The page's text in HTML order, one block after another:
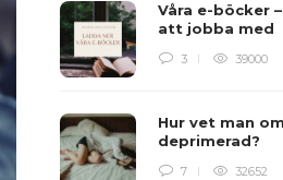
Våra e-böcker
att jobba med
3 39000
Hur vet man
deprimerad?
7 32652